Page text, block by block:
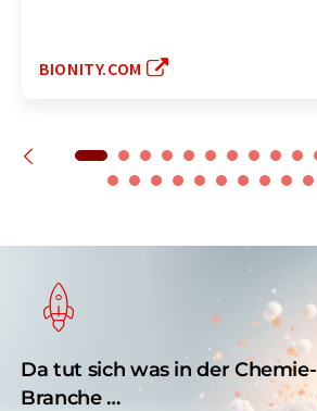
BIONITY.COM
Da tut sich was in der Chemie-
Branche …